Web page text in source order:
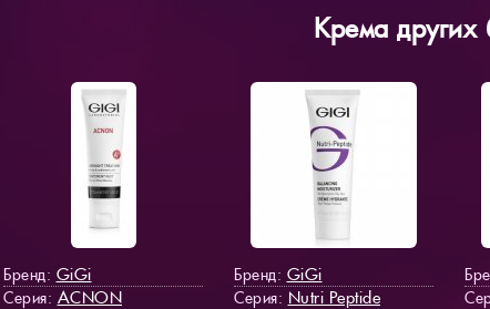
Крема других
Бренд: GiGi
Серия: ACNON
Бренд: GiGi
Серия: Nutri Peptide